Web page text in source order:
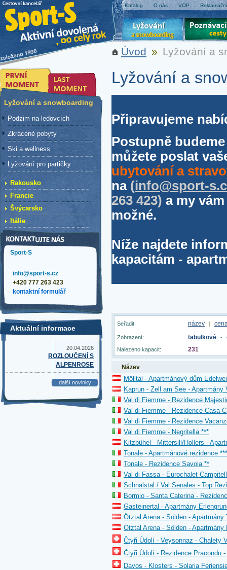
Katalog O nás VOP
Úvod » Lyžování a
Lyžování a
Připravujeme
Postupně
můžete poslat
ubytování a
na (info@sport-
263 423) a my
možné.
Níže najdete
kapacitám -
Seřadit: název |
Zobrazení: tabulkové -
Nalezeno kapacit: 231
Název
Mölltal - Apartmánový dům
Kaprun - Zell am See - Apartmány
Val di Fiemme - Rezidence
Val di Fiemme - Rezidence Casa
Val di Fiemme - Rezidence
Val di Fiemme - Negritella ***
Kitzbühel - Mittersill/Hollers -
Tonale - Apartmánové rezidence ***
Tonale - Rezidence Savoia **
Val di Fassa - Eurochalet
Schnalstal / Val Senales - Top
Bormio - Santa Caterina -
Gasteinertal - Apartmány
Ötztal Arena - Sölden - Apartmány
Ötztal Arena - Sölden - Apartmány
Čtyři Údolí - Veysonnaz - Chalety
Čtyři Údolí - Rezidence Pracondu
Davos - Klosters - Solaria
Lyžování a snowboarding
Podzim na ledovcích
Zkrácené pobyty
Ski a wellness
Lyžování pro partičky
Rakousko
Francie
Švýcarsko
Itálie
Sport-S
info@sport-s.cz
+420 777 263 423
kontaktní formulář
Aktuální informace
20.04.2026
ROZLOUČENÍ S
ALPENROSE
další novinky